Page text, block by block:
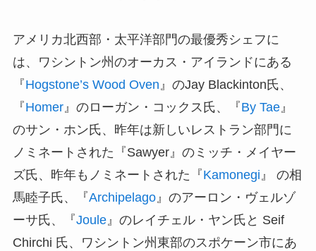
アメリカ北西部・太平洋部門の最優秀シェフに
は、ワシントン州のオーカス・アイランドにある
『Hogstone’s Wood Oven』のJay Blackinton氏、
『Homer』のローガン・コックス氏、『By Tae』
のサン・ホン氏、昨年は新しいレストラン部門に
ノミネートされた『Sawyer』のミッチ・メイヤー
ズ氏、昨年もノミネートされた『Kamonegi』 の相
馬睦子氏、『Archipelago』のアーロン・ヴェルゾ
ーサ氏、『Joule』のレイチェル・ヤン氏と Seif
Chirchi 氏、ワシントン州東部のスポケーン市にあ